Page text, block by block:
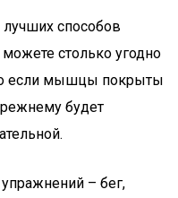
способов
столько угодно
если мышцы покрыты
будет
– бег,